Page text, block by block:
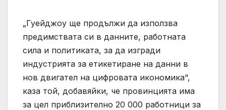
„Гуейджоу ще продължи да използва
предимствата си в данните, работната
сила и политиката, за да изгради
индустрията за етикетиране на данни в
нов двигател на цифровата икономика“,
каза той, добавяйки, че провинцията има
за цел приблизително 20 000 работници за